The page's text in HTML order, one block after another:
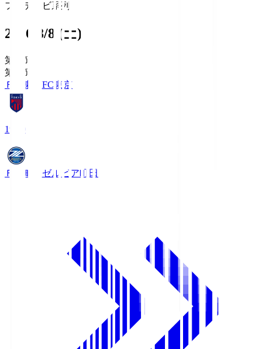
フジテレビ系列
2026/8/8 (土)
第1節
第1節
ＦＣ東京 FC東京
19:00
ＦＣ町田ゼルビア町田